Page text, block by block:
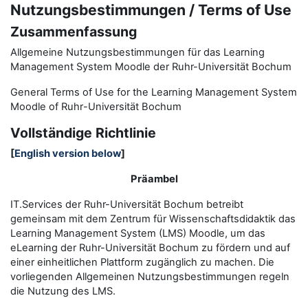
Nutzungsbestimmungen / Terms of Use
Zusammenfassung
Allgemeine Nutzungsbestimmungen für das Learning
Management System Moodle der Ruhr-Universität Bochum
General Terms of Use for the Learning Management System
Moodle of Ruhr-Universität Bochum
Vollständige Richtlinie
[English version below]
Präambel
IT.Services der Ruhr-Universität Bochum betreibt
gemeinsam mit dem Zentrum für Wissenschaftsdidaktik das
Learning Management System (LMS) Moodle, um das
eLearning der Ruhr-Universität Bochum zu fördern und auf
einer einheitlichen Plattform zugänglich zu machen. Die
vorliegenden Allgemeinen Nutzungsbestimmungen regeln
die Nutzung des LMS.